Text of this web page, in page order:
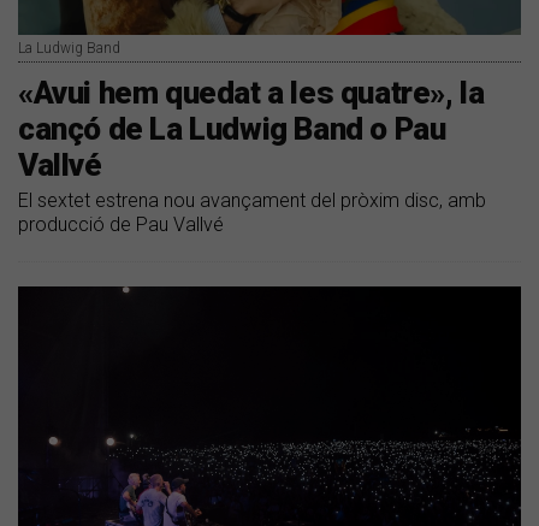
La Ludwig Band
«Avui hem quedat a les quatre», la
cançó de La Ludwig Band o Pau
Vallvé
El sextet estrena nou avançament del pròxim disc, amb
producció de Pau Vallvé